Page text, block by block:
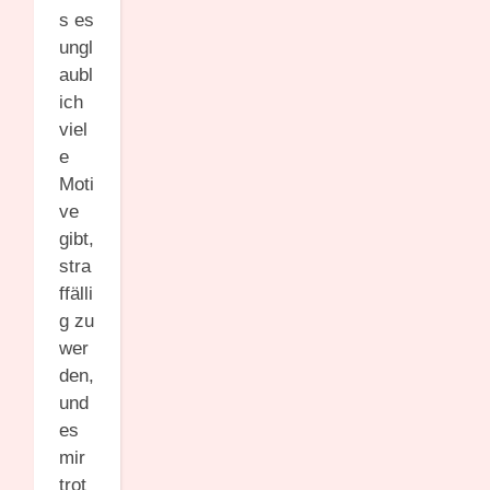
s es
ungl
aubl
ich
viel
e
Moti
ve
gibt,
stra
ffälli
g zu
wer
den,
und
es
mir
trot